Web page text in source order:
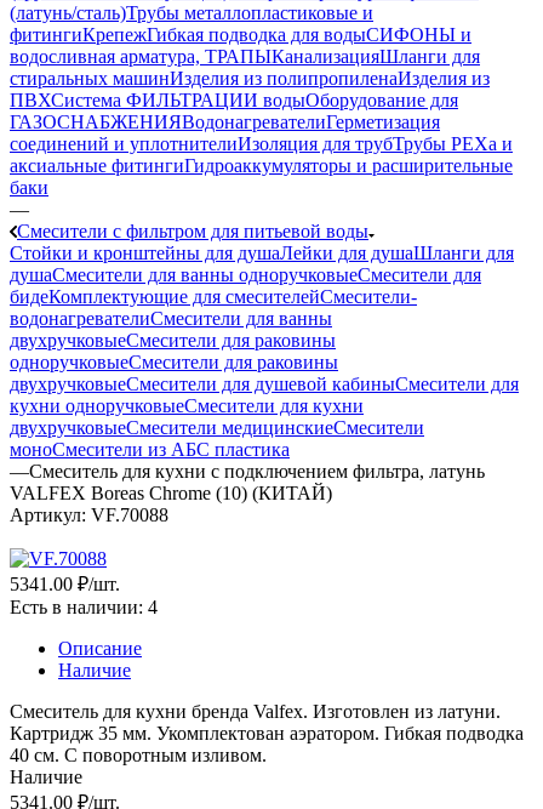
(латунь/сталь)Трубы металлопластиковые и
фитингиКрепежГибкая подводка для водыСИФОНЫ и
водосливная арматура, ТРАПЫКанализацияШланги для
стиральных машинИзделия из полипропиленаИзделия из
ПВХСистема ФИЛЬТРАЦИИ водыОборудование для
ГАЗОСНАБЖЕНИЯВодонагревателиГерметизация
соединений и уплотнителиИзоляция для трубТрубы PEXa и
аксиальные фитингиГидроаккумуляторы и расширительные
баки
—
Смесители с фильтром для питьевой воды
Стойки и кронштейны для душаЛейки для душаШланги для
душаСмесители для ванны одноручковыеСмесители для
бидеКомплектующие для смесителейСмесители-
водонагревателиСмесители для ванны
двухручковыеСмесители для раковины
одноручковыеСмесители для раковины
двухручковыеСмесители для душевой кабиныСмесители для
кухни одноручковыеСмесители для кухни
двухручковыеСмесители медицинскиеСмесители
моноСмесители из АБС пластика
—Смеситель для кухни с подключением фильтра, латунь
VALFEX Boreas Сhrome (10) (КИТАЙ)
Артикул: VF.70088
5341.00 ₽/шт.
Есть в наличии: 4
Описание
Наличие
Смеситель для кухни бренда Valfex. Изготовлен из латуни.
Картридж 35 мм. Укомплектован аэратором. Гибкая подводка
40 см. С поворотным изливом.
Наличие
5341.00 ₽/шт.